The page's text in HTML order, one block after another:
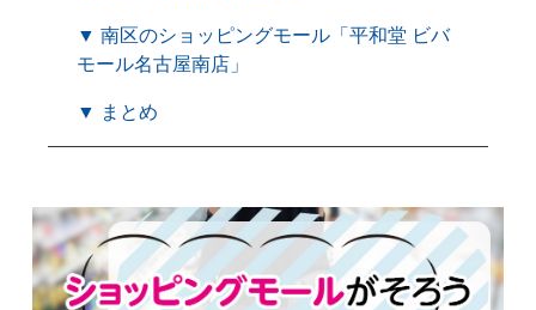
▼ 南区のショッピングモール「平和堂 ビバ
モール名古屋南店」
▼ まとめ